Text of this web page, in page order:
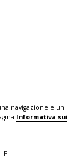
navigazione e un
Informativa sui